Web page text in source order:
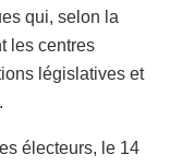
qui, selon la
les centres
législatives et
électeurs, le 14